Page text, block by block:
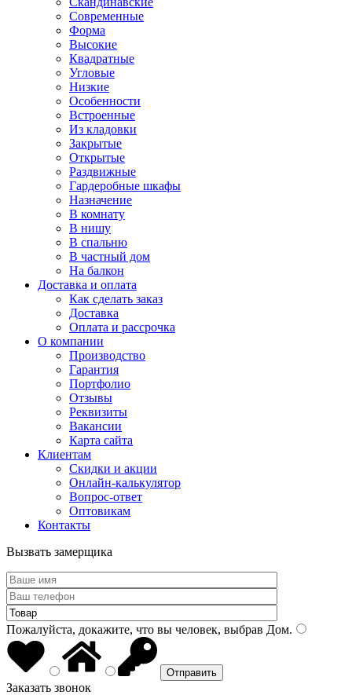
Современные
Форма
Высокие
Квадратные
Угловые
Низкие
Особенности
Встроенные
Из кладовки
Закрытые
Открытые
Раздвижные
Гардеробные шкафы
Назначение
В комнату
В нишу
В спальню
В частный дом
На балкон
Доставка и оплата
Как сделать заказ
Доставка
Оплата и рассрочка
О компании
Производство
Гарантия
Портфолио
Отзывы
Реквизиты
Вакансии
Карта сайта
Клиентам
Скидки и акции
Онлайн-калькулятор
Вопрос-ответ
Оптовикам
Контакты
Вызвать замерщика
Пожалуйста, докажите, что вы человек, выбрав Дом.
Заказать звонок